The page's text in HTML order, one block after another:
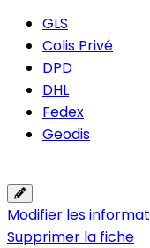
GLS
Colis Privé
DPD
DHL
Fedex
Geodis
Modifier les
Supprimer la fiche